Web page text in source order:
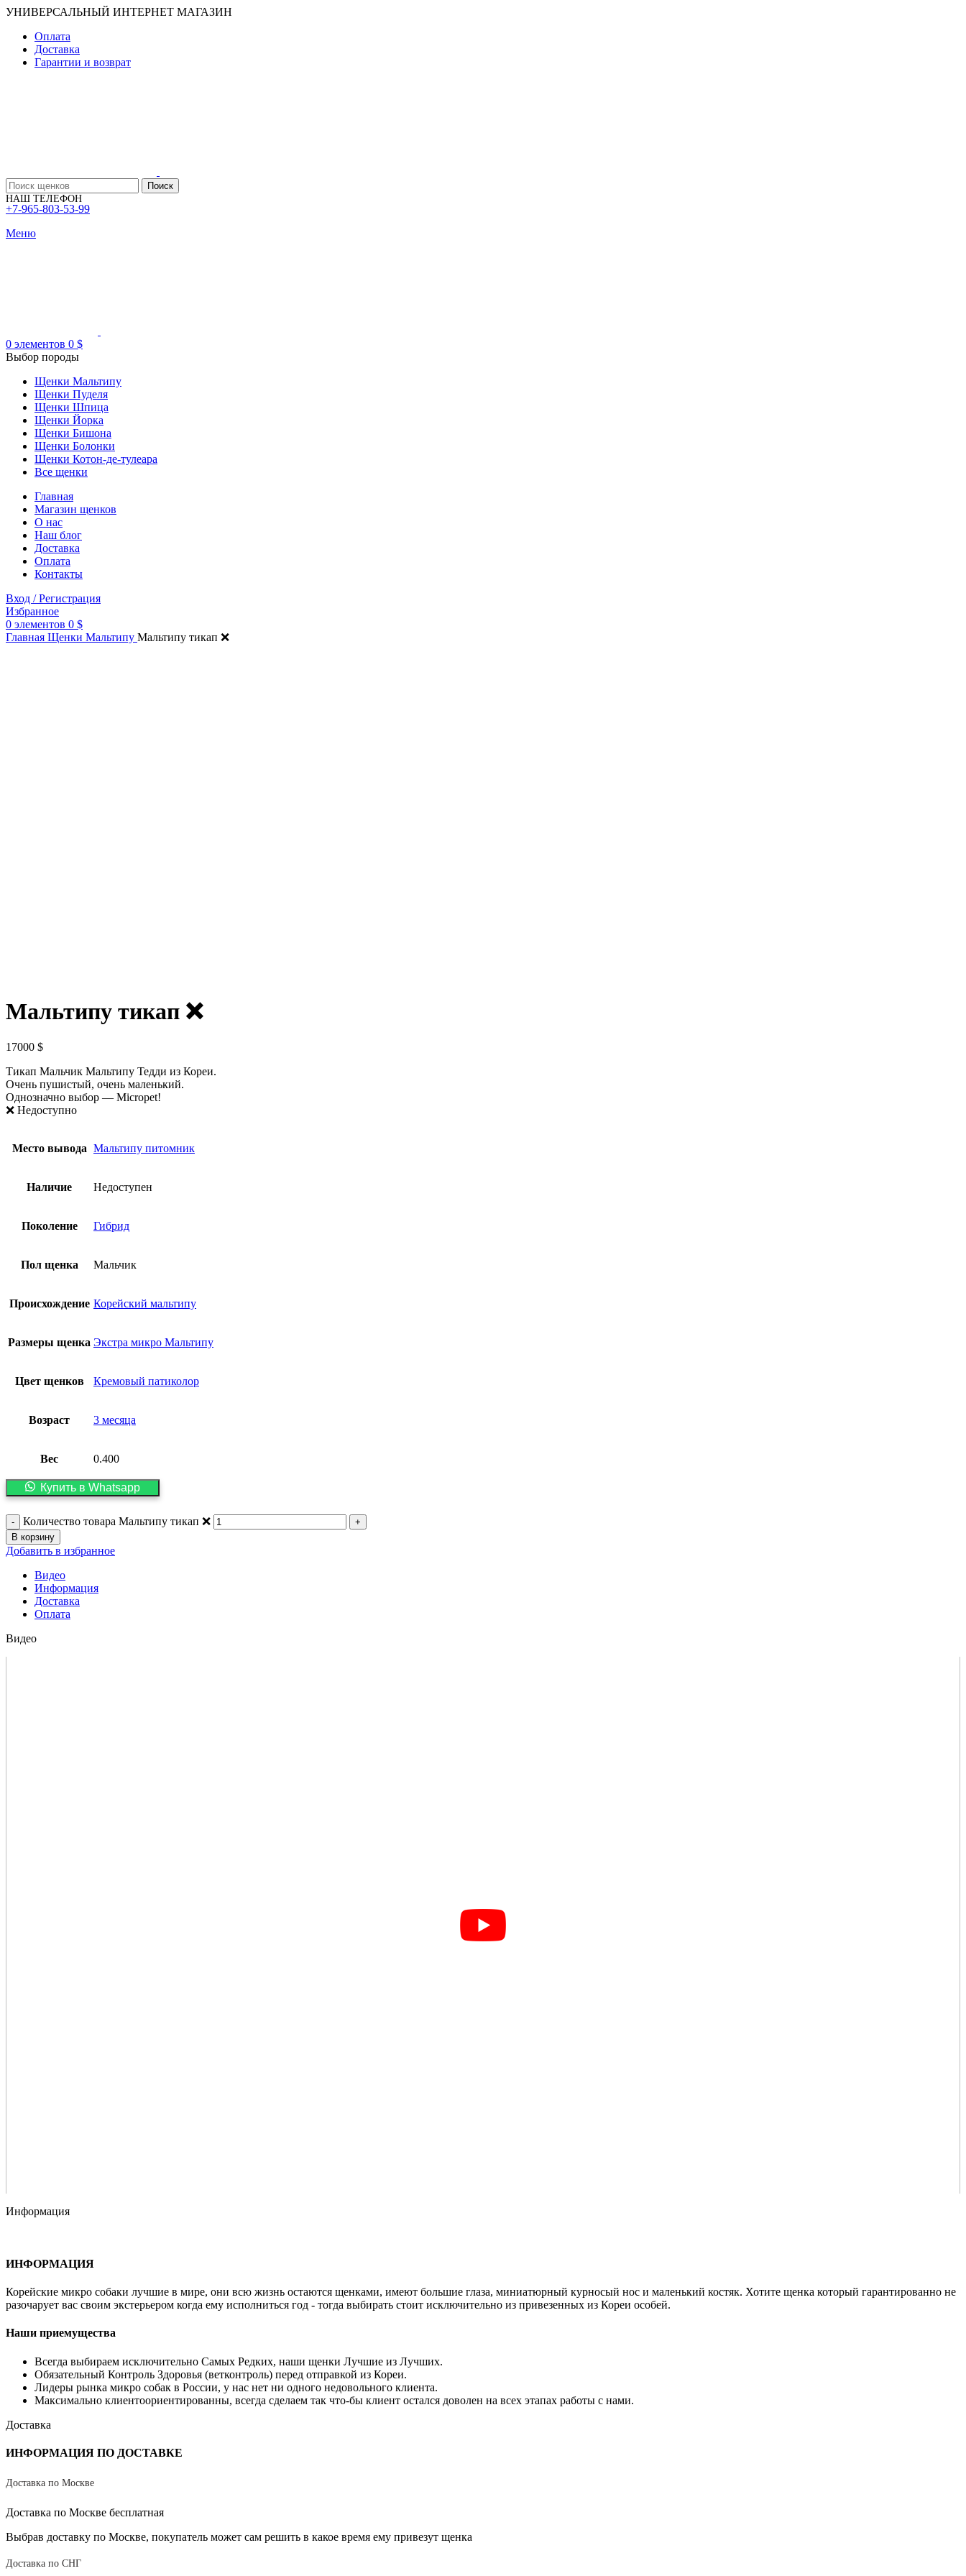
УНИВЕРСАЛЬНЫЙ ИНТЕРНЕТ МАГАЗИН
Оплата
Доставка
Гарантии и возврат
Поиск
НАШ ТЕЛЕФОН
+7-965-803-53-99
Меню
0 элементов 0 $
Выбор породы
Щенки Мальтипу
Щенки Пуделя
Щенки Шпица
Щенки Йорка
Щенки Бишона
Щенки Болонки
Щенки Котон-де-тулеара
Все щенки
Главная
Магазин щенков
О нас
Наш блог
Доставка
Оплата
Контакты
Вход / Регистрация
Избранное
0 элементов 0 $
Главная Щенки Мальтипу Мальтипу тикап ❌
Мальтипу тикап ❌
17000 $
Тикап Мальчик Мальтипу Тедди из Кореи.
Очень пушистый, очень маленький.
Однозначно выбор — Micropet!
❌ Недоступно
Место вывода Мальтипу питомник
Наличие Недоступен
Поколение Гибрид
Пол щенка Мальчик
Происхождение Корейский мальтипу
Размеры щенка Экстра микро Мальтипу
Цвет щенков Кремовый патиколор
Возраст 3 месяца
Вес 0.400
Купить в Whatsapp
Количество товара Мальтипу тикап ❌
В корзину
Добавить в избранное
Видео
Информация
Доставка
Оплата
Видео
Информация
ИНФОРМАЦИЯ
Корейские микро собаки лучшие в мире, они всю жизнь остаются щенками, имеют большие глаза, миниатюрный курносый нос и маленький костяк. Хотите щенка который гарантированно не
разочарует вас своим экстерьером когда ему исполниться год - тогда выбирать стоит исключительно из привезенных из Кореи особей.
Наши приемущества
Всегда выбираем исключительно Самых Редких, наши щенки Лучшие из Лучших.
Обязательный Контроль Здоровья (ветконтроль) перед отправкой из Кореи.
Лидеры рынка микро собак в России, у нас нет ни одного недовольного клиента.
Максимально клиентоориентированны, всегда сделаем так что-бы клиент остался доволен на всех этапах работы с нами.
Доставка
ИНФОРМАЦИЯ ПО ДОСТАВКЕ
Доставка по Москве
Доставка по Москве бесплатная
Выбрав доставку по Москве, покупатель может сам решить в какое время ему привезут щенка
Доставка по СНГ